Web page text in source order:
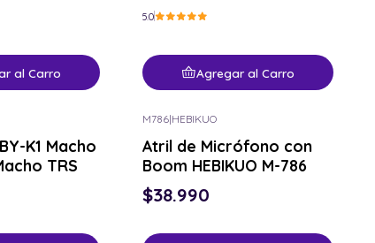
al Carro
5.0
Agregar al Carro
K1 Macho
TRS
M786|HEBIKUO
Atril de Micrófono con
Boom HEBIKUO M-786
$38.990